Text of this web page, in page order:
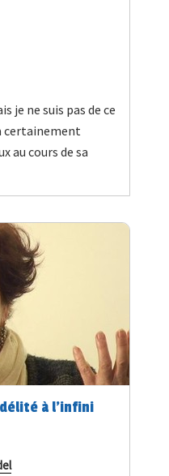
je ne suis pas de ce
certainement
au cours de sa
à l'infini